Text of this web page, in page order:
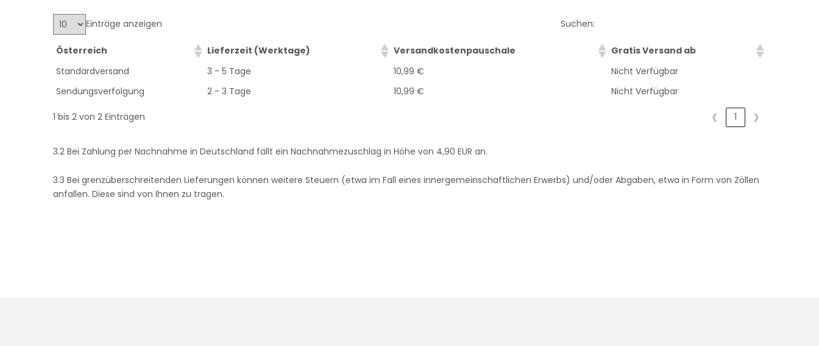
Einträge anzeigen Suchen:
Österreich Lieferzeit (Werktage) Versandkostenpauschale
Gratis Versand ab
Standardversand
3 - 5 Tage 10,99 €
Nicht Verfügbar
Sendungsverfolgung
2 - 3 Tage 10,99 € Nicht Verfügbar
1 bis 2 von 2 Einträgen ❮ 1 ❯
3.2 Bei Zahlung per Nachnahme in Deutschland fällt ein Nachnahmezuschlag in Höhe von 4,90 EUR an.
3.3 Bei grenzüberschreitenden Lieferungen können weitere Steuern (etwa im Fall eines innergemeinschaftlichen Erwerbs) und/oder Abgaben, etwa in Form von Zöllen
anfallen. Diese sind von Ihnen zu tragen.